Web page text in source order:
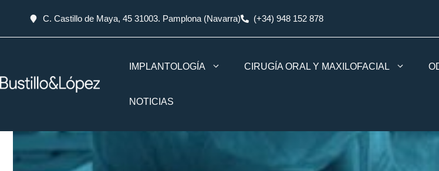
C. Castillo de Maya, 45 31003. Pamplona (Navarra) (+34) 948 152 878
IMPLANTOLOGÍA CIRUGÍA ORAL Y MAXILOFACIAL
NOTICIAS